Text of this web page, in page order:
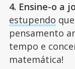
4. Ensine-o a
estupendo
pensamento
tempo e
matemática!